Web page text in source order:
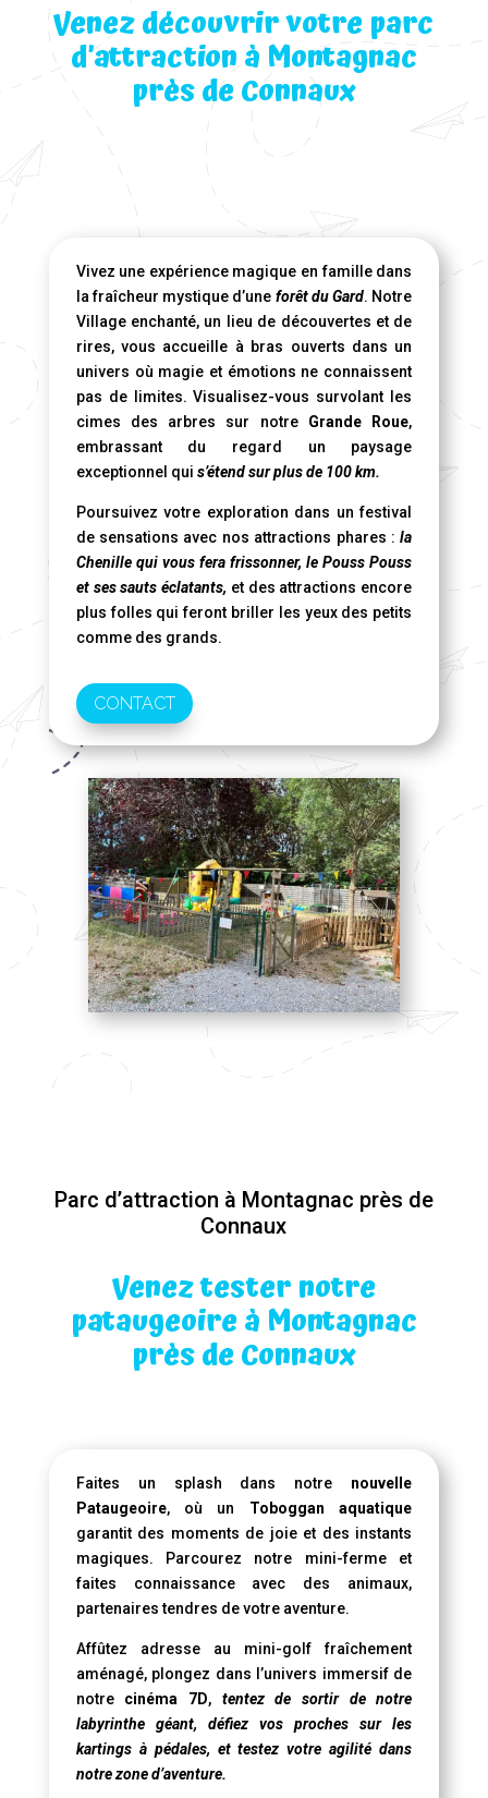
Venez découvrir votre parc
d’attraction à Montagnac
près de Connaux
Vivez une expérience magique en famille dans
la fraîcheur mystique d’une forêt du Gard. Notre
Village enchanté, un lieu de découvertes et de
rires, vous accueille à bras ouverts dans un
univers où magie et émotions ne connaissent
pas de limites. Visualisez-vous survolant les
cimes des arbres sur notre Grande Roue,
embrassant du regard un paysage
exceptionnel qui s’étend sur plus de 100 km.
Poursuivez votre exploration dans un festival
de sensations avec nos attractions phares :la
Chenille qui vous fera frissonner, le Pouss Pouss
et ses sauts éclatants, et des attractions encore
plus folles qui feront briller les yeux des petits
comme des grands.
CONTACT
Parc d’attraction à Montagnac près de
Connaux
Venez tester notre
pataugeoire à Montagnac
près de Connaux
Faites un splash dans notre nouvelle
Pataugeoire, où un Toboggan aquatique
garantit des moments de joie et des instants
magiques. Parcourez notre mini-ferme et
faites connaissance avec des animaux,
partenaires tendres de votre aventure.
Affûtez adresse au mini-golf fraîchement
aménagé, plongez dans l’univers immersif de
notre cinéma 7D, tentez de sortir de notre
labyrinthe géant, défiez vos proches sur les
kartings à pédales, et testez votre agilité dans
notre zone d’aventure.